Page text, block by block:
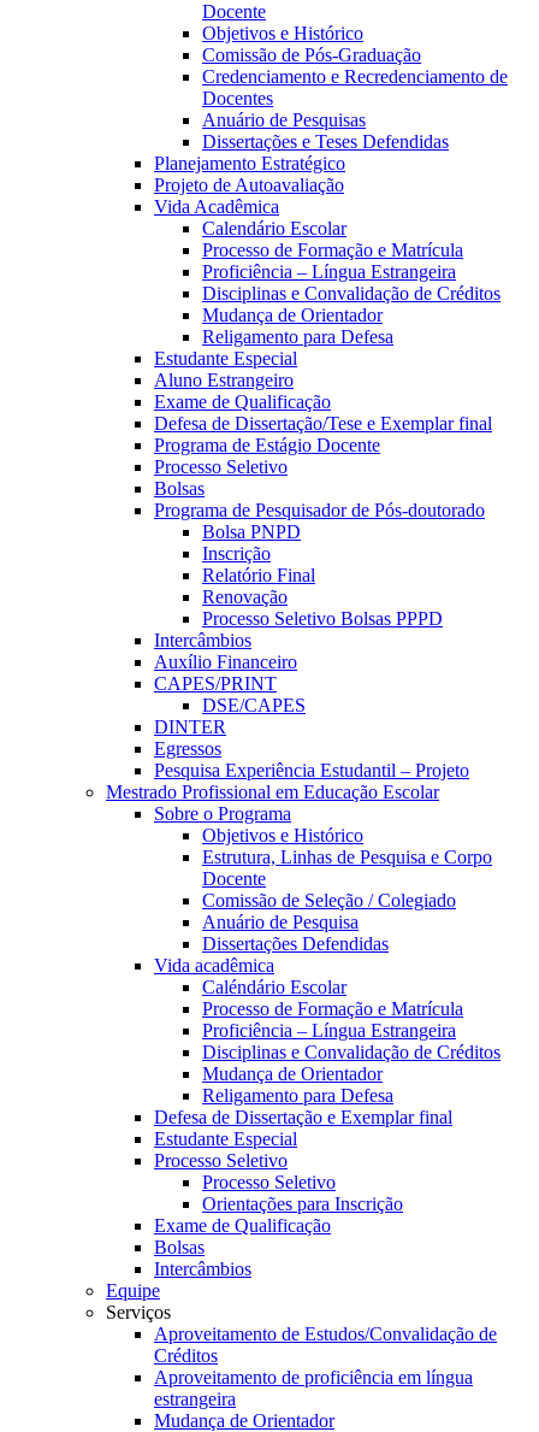
Docente
Objetivos e Histórico
Comissão de Pós-Graduação
Credenciamento e Recredenciamento de
Docentes
Anuário de Pesquisas
Dissertações e Teses Defendidas
Planejamento Estratégico
Projeto de Autoavaliação
Vida Acadêmica
Calendário Escolar
Processo de Formação e Matrícula
Proficiência – Língua Estrangeira
Disciplinas e Convalidação de Créditos
Mudança de Orientador
Religamento para Defesa
Estudante Especial
Aluno Estrangeiro
Exame de Qualificação
Defesa de Dissertação/Tese e Exemplar final
Programa de Estágio Docente
Processo Seletivo
Bolsas
Programa de Pesquisador de Pós-doutorado
Bolsa PNPD
Inscrição
Relatório Final
Renovação
Processo Seletivo Bolsas PPPD
Intercâmbios
Auxílio Financeiro
CAPES/PRINT
DSE/CAPES
DINTER
Egressos
Pesquisa Experiência Estudantil – Projeto
Mestrado Profissional em Educação Escolar
Sobre o Programa
Objetivos e Histórico
Estrutura, Linhas de Pesquisa e Corpo
Docente
Comissão de Seleção / Colegiado
Anuário de Pesquisa
Dissertações Defendidas
Vida acadêmica
Caléndário Escolar
Processo de Formação e Matrícula
Proficiência – Língua Estrangeira
Disciplinas e Convalidação de Créditos
Mudança de Orientador
Religamento para Defesa
Defesa de Dissertação e Exemplar final
Estudante Especial
Processo Seletivo
Processo Seletivo
Orientações para Inscrição
Exame de Qualificação
Bolsas
Intercâmbios
Equipe
Serviços
Aproveitamento de Estudos/Convalidação de
Créditos
Aproveitamento de proficiência em língua
estrangeira
Mudança de Orientador